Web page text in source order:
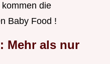
die
Baby Food !
Mehr als nur